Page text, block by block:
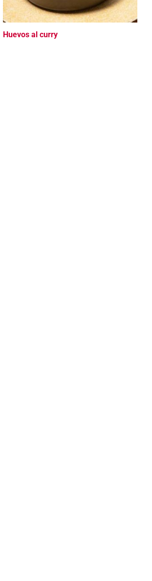
Huevos al curry